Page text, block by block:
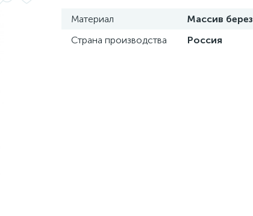
Материал
Массив
Страна производства
Россия